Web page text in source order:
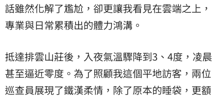
話雖然化解了尷尬，卻更讓我看見在雲端之上，
專業與日常累積出的體力鴻溝。
抵達排雲山莊後，入夜氣溫驟降到3、4度，凌晨
甚至逼近零度。為了照顧我這個平地訪客，兩位
巡查員展現了鐵漢柔情，除了原本的睡袋，更額